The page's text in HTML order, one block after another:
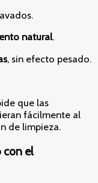
natural.
, sin efecto pesado.
que las
fácilmente al
de limpieza.
con el